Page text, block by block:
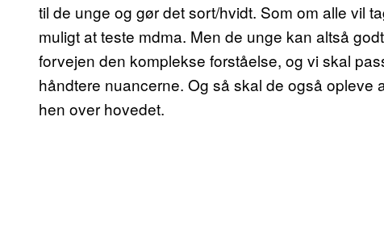
til de unge og gør det sort/hvidt. Som om alle vil
muligt at teste mdma. Men de unge kan altså
forvejen den komplekse forståelse, og vi skal
håndtere nuancerne. Og så skal de også opleve
hen over hovedet.